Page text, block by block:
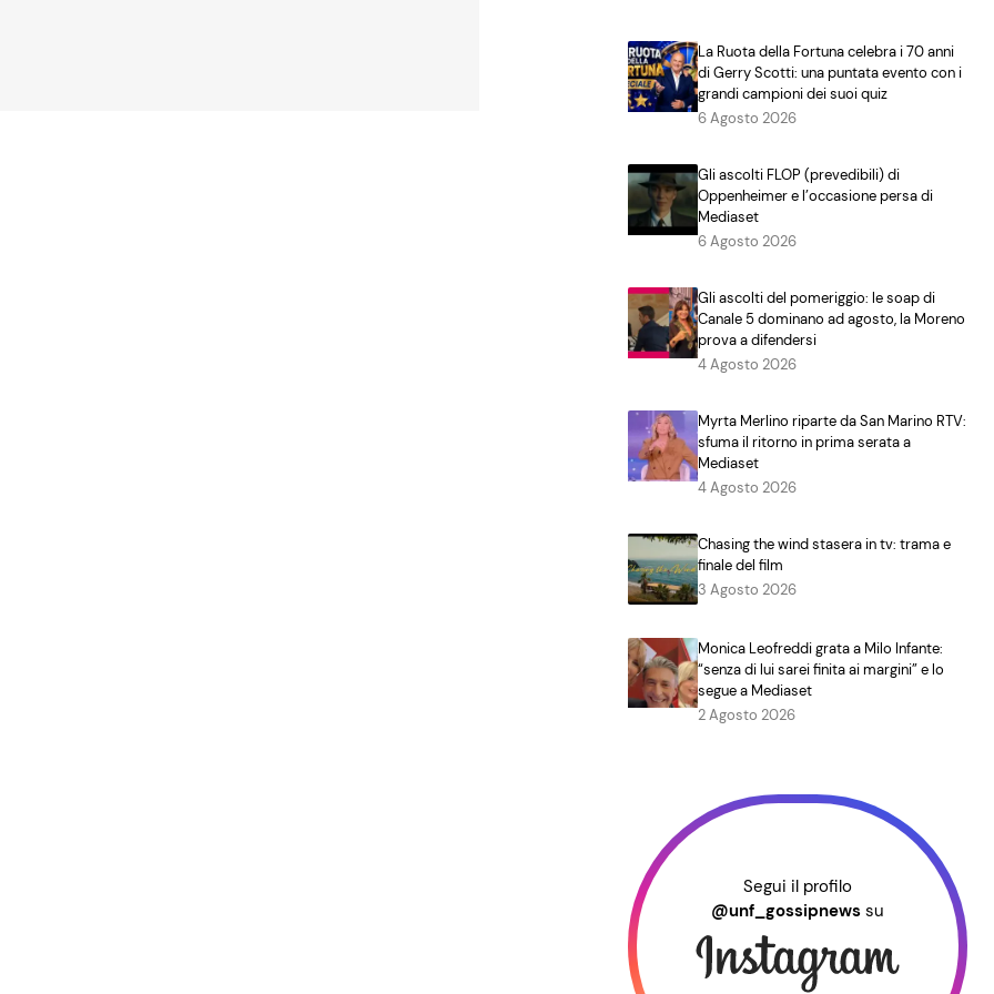
La Ruota della Fortuna celebra i 70 anni
di Gerry Scotti: una puntata evento con i
grandi campioni dei suoi quiz
6 Agosto 2026
Gli ascolti FLOP (prevedibili) di
Oppenheimer e l’occasione persa di
Mediaset
6 Agosto 2026
Gli ascolti del pomeriggio: le soap di
Canale 5 dominano ad agosto, la Moreno
prova a difendersi
4 Agosto 2026
Myrta Merlino riparte da San Marino RTV:
sfuma il ritorno in prima serata a
Mediaset
4 Agosto 2026
Chasing the wind stasera in tv: trama e
finale del film
3 Agosto 2026
Monica Leofreddi grata a Milo Infante:
“senza di lui sarei finita ai margini” e lo
segue a Mediaset
2 Agosto 2026
Segui il profilo
@unf_gossipnews su